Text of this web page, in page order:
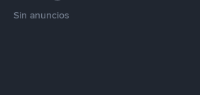
Sin anuncios